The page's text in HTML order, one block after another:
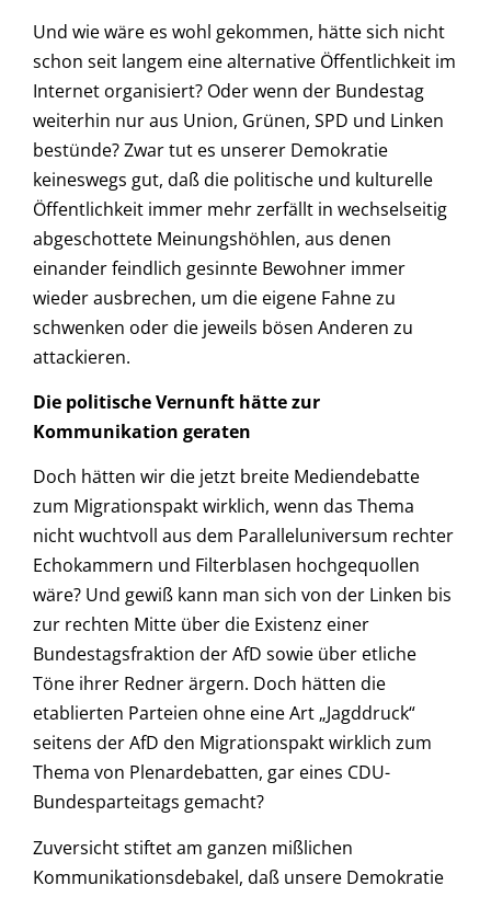
Und wie wäre es wohl gekommen, hätte sich nicht
schon seit langem eine alternative Öffentlichkeit im
Internet organisiert? Oder wenn der Bundestag
weiterhin nur aus Union, Grünen, SPD und Linken
bestünde? Zwar tut es unserer Demokratie
keineswegs gut, daß die politische und kulturelle
Öffentlichkeit immer mehr zerfällt in wechselseitig
abgeschottete Meinungshöhlen, aus denen
einander feindlich gesinnte Bewohner immer
wieder ausbrechen, um die eigene Fahne zu
schwenken oder die jeweils bösen Anderen zu
attackieren.
Die politische Vernunft hätte zur
Kommunikation geraten
Doch hätten wir die jetzt breite Mediendebatte
zum Migrationspakt wirklich, wenn das Thema
nicht wuchtvoll aus dem Paralleluniversum rechter
Echokammern und Filterblasen hochgequollen
wäre? Und gewiß kann man sich von der Linken bis
zur rechten Mitte über die Existenz einer
Bundestagsfraktion der AfD sowie über etliche
Töne ihrer Redner ärgern. Doch hätten die
etablierten Parteien ohne eine Art „Jagddruck“
seitens der AfD den Migrationspakt wirklich zum
Thema von Plenardebatten, gar eines CDU-
Bundesparteitags gemacht?
Zuversicht stiftet am ganzen mißlichen
Kommunikationsdebakel, daß unsere Demokratie